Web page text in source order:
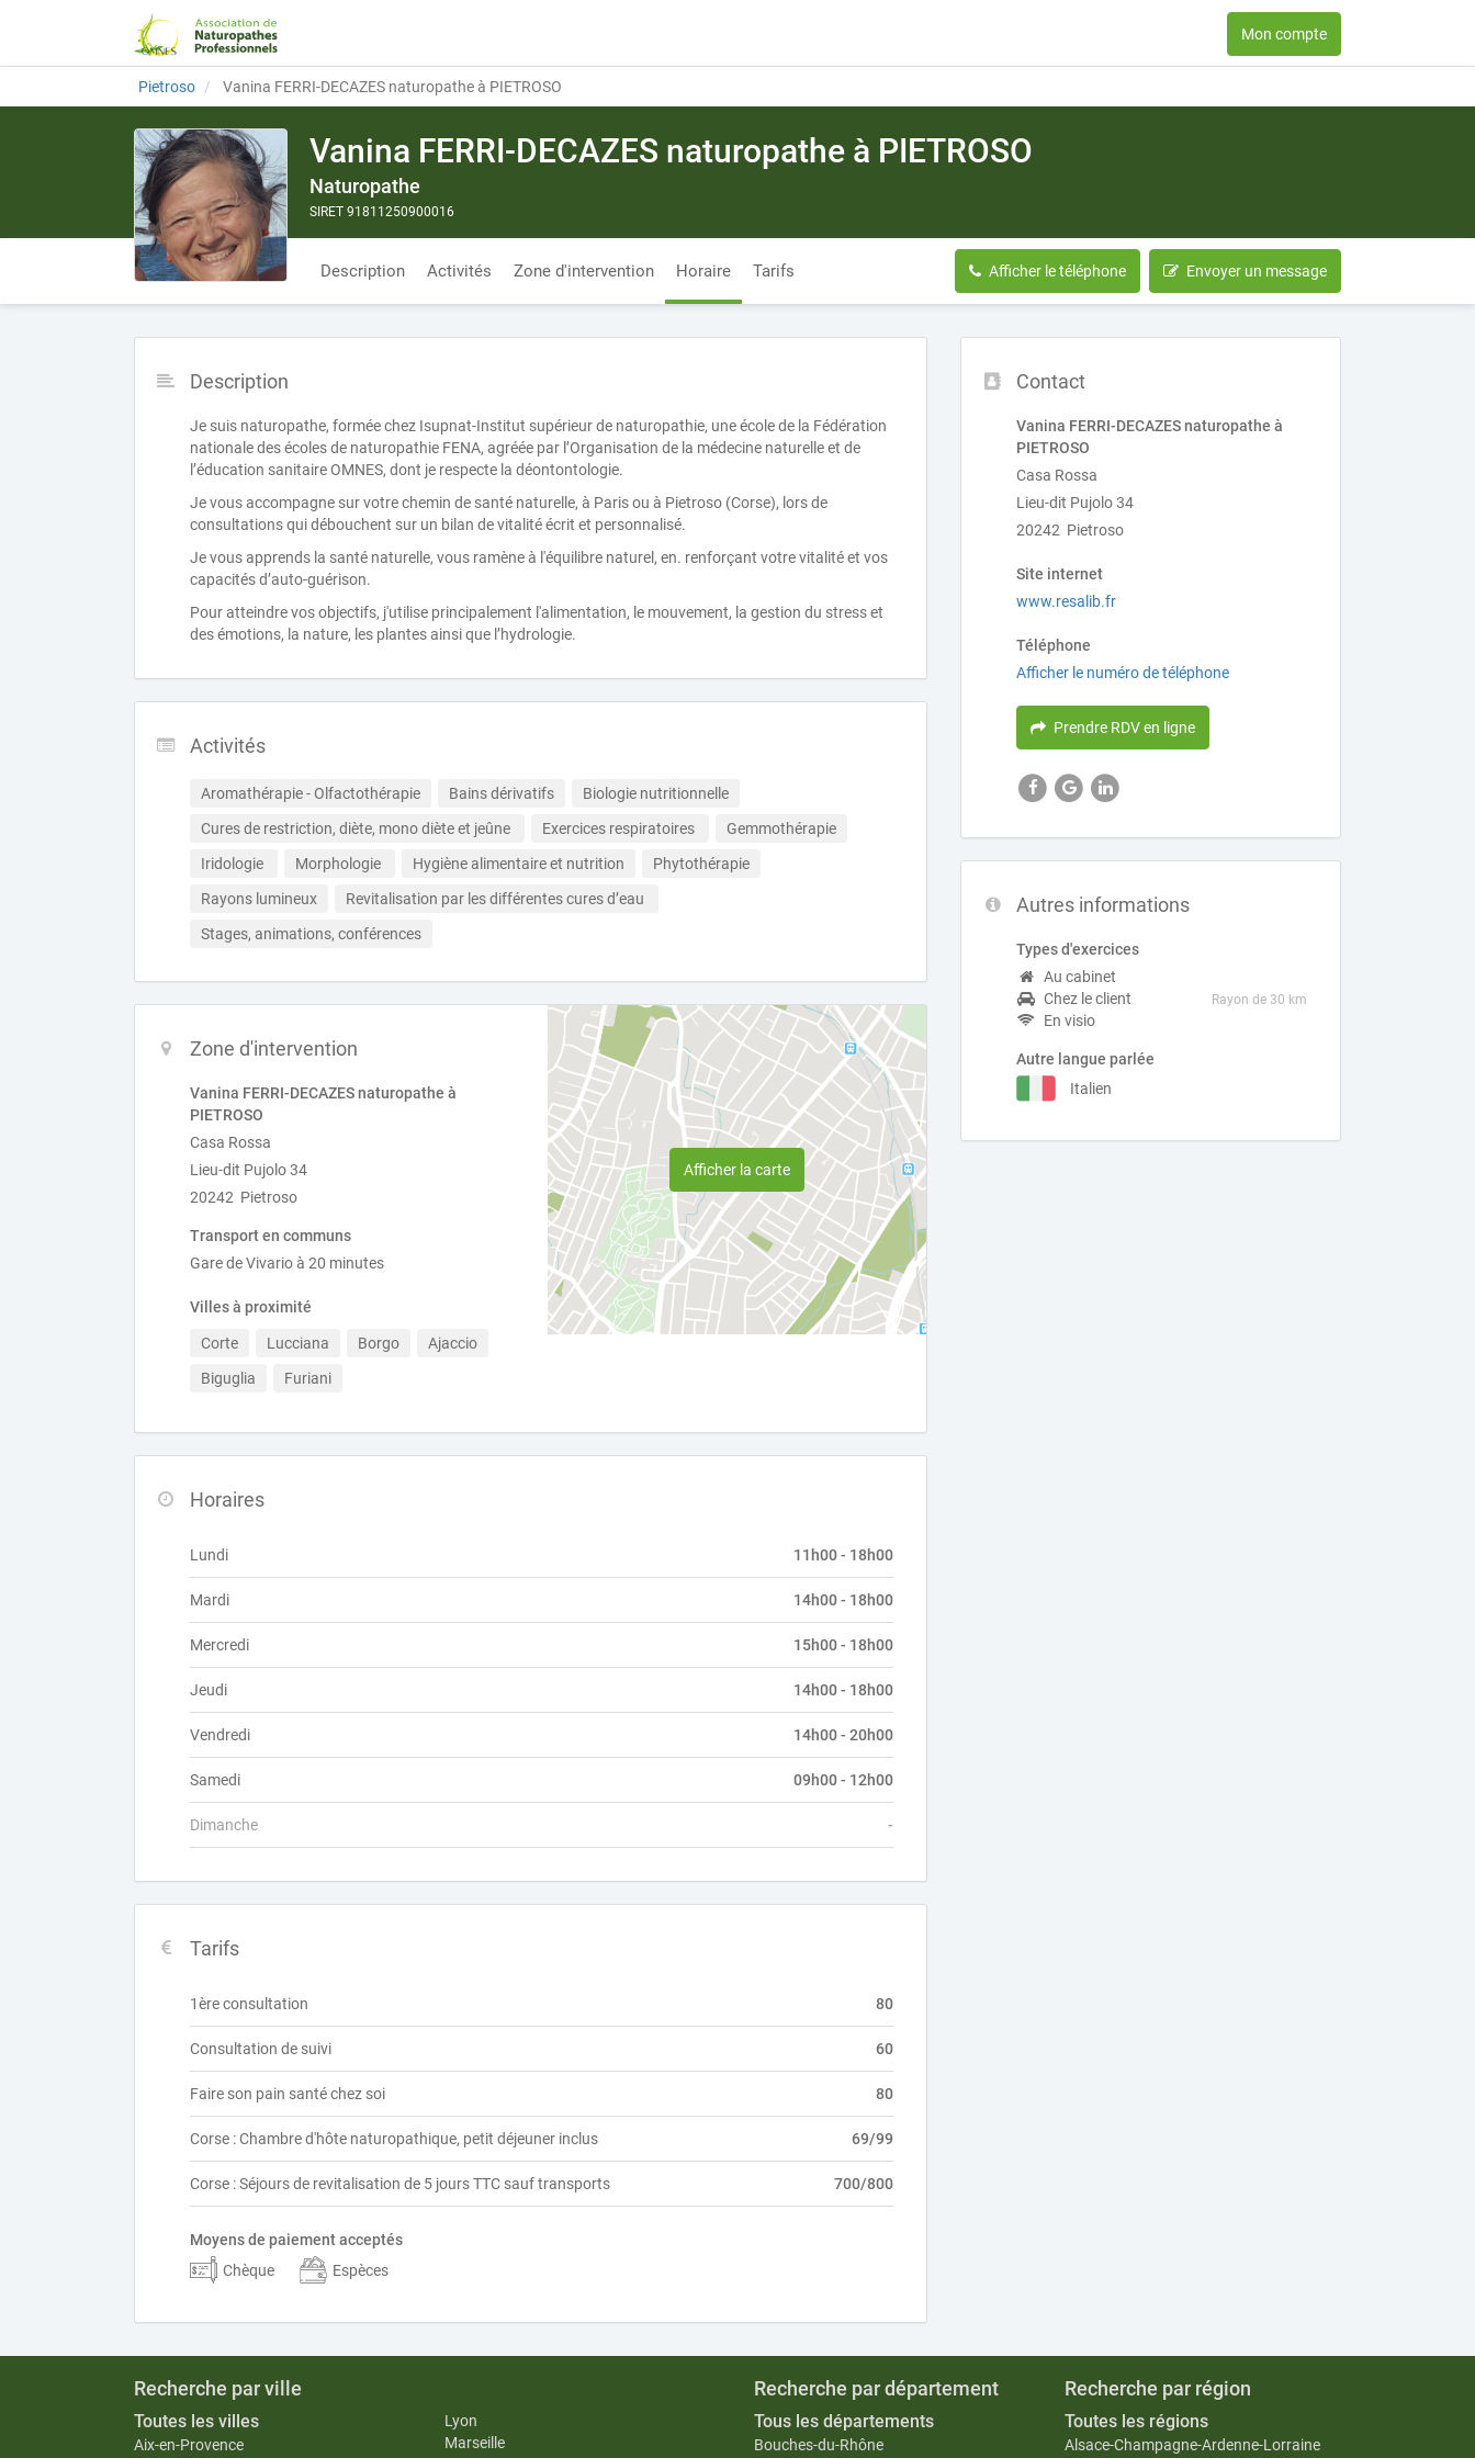
Mon compte
Pietroso Vanina FERRI-DECAZES naturopathe à PIETROSO
Vanina FERRI-DECAZES naturopathe à PIETROSO
Naturopathe
SIRET 91811250900016
Description Activités Zone d'intervention Horaire Tarifs Afficher le téléphone Envoyer un message
Contact
Vanina FERRI-DECAZES naturopathe à
PIETROSO
Casa Rossa
Lieu-dit Pujolo 34
20242 Pietroso
Site internet
www.resalib.fr
Téléphone
Afficher le numéro de téléphone
Prendre RDV en ligne
Autres informations
Types d'exercices
Au cabinet
Chez le client
Rayon de 30 km
En visio
Autre langue parlée
Italien
Description
Je suis naturopathe, formée chez Isupnat-Institut supérieur de naturopathie, une école de la Fédération
nationale des écoles de naturopathie FENA, agréée par l’Organisation de la médecine naturelle et de
l’éducation sanitaire OMNES, dont je respecte la déontontologie.
Je vous accompagne sur votre chemin de santé naturelle, à Paris ou à Pietroso (Corse), lors de
consultations qui débouchent sur un bilan de vitalité écrit et personnalisé.
Je vous apprends la santé naturelle, vous ramène à l'équilibre naturel, en. renforçant votre vitalité et vos
capacités d’auto-guérison.
Pour atteindre vos objectifs, j'utilise principalement l'alimentation, le mouvement, la gestion du stress et
des émotions, la nature, les plantes ainsi que l’hydrologie.
Activités
Aromathérapie - Olfactothérapie Bains dérivatifs
Biologie nutritionnelle
Cures de restriction, diète, mono diète et jeûne
Exercices respiratoires
Gemmothérapie
Iridologie
Morphologie Hygiène alimentaire et nutrition
Phytothérapie
Rayons lumineux
Revitalisation par les différentes cures d’eau
Stages, animations, conférences
Zone d'intervention
Vanina FERRI-DECAZES naturopathe à
PIETROSO
Casa Rossa
Lieu-dit Pujolo 34
20242 Pietroso
Transport en communs
Gare de Vivario à 20 minutes
Villes à proximité
Corte Lucciana Borgo
Ajaccio
Biguglia
Furiani
Afficher la carte
Horaires
Lundi 11h00 - 18h00
Mardi 14h00 - 18h00
Mercredi 15h00 - 18h00
Jeudi 14h00 - 18h00
Vendredi 14h00 - 20h00
Samedi 09h00 - 12h00
Dimanche -
Tarifs
1ère consultation 80
Consultation de suivi 60
Faire son pain santé chez soi 80
Corse : Chambre d'hôte naturopathique, petit déjeuner inclus 69/99
Corse : Séjours de revitalisation de 5 jours TTC sauf transports 700/800
Moyens de paiement acceptés
Chèque
Espèces
Recherche par ville
Toutes les villes
Aix-en-Provence
Lyon
Marseille
Recherche par département
Tous les départements
Bouches-du-Rhône
Recherche par région
Toutes les régions
Alsace-Champagne-Ardenne-Lorraine